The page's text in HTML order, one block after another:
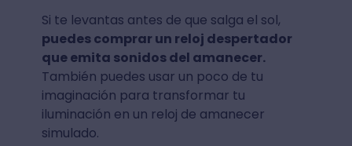
Si te levantas antes de que salga el sol,
puedes comprar un reloj despertador
que emita sonidos del amanecer.
También puedes usar un poco de tu
imaginación para transformar tu
iluminación en un reloj de amanecer
simulado.